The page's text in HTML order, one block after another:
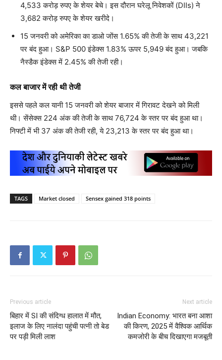
4,533 करोड़ रुपए के शेयर बेचे। इस दौरान घरेलू निवेशकों (DIIs) ने
3,682 करोड़ रुपए के शेयर खरीदे।
15 जनवरी को अमेरिका का डाओ जोंस 1.65% की तेजी के साथ 43,221
पर बंद हुआ। S&P 500 इंडेक्स 1.83% ऊपर 5,949 बंद हुआ। जबकि
नैस्डैक इंडेक्स में 2.45% की तेजी रही।
कल बाजार में रही थी तेजी
इससे पहले कल यानी 15 जनवरी को शेयर बाजार में गिरावट देखने को मिली
थी। सेंसेक्स 224 अंक की तेजी के साथ 76,724 के स्तर पर बंद हुआ था।
निफ्टी में भी 37 अंक की तेजी रही, ये 23,213 के स्तर पर बंद हुआ था।
TAGS Market closed Sensex gained 318 points
Previous article
बिहार में SI की संदिग्ध हालात में मौत,
इलाज के लिए नालंदा पहुंची पत्नी तो बेड
पर पड़ी मिली लाश
Next article
Indian Economy: भारत बना आशा
की किरण, 2025 में वैश्विक आर्थिक
कमजोरी के बीच दिखाएगा मजबूती